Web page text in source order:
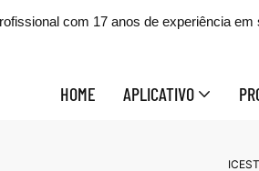
com 17 anos de experiência
HOME APLICATIVO